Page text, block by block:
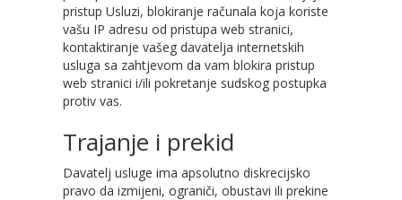
pristup Usluzi, blokiranje računala koja koriste
vašu IP adresu od pristupa web stranici,
kontaktiranje vašeg davatelja internetskih
usluga sa zahtjevom da vam blokira pristup
web stranici i/ili pokretanje sudskog postupka
protiv vas.
Trajanje i prekid
Davatelj usluge ima apsolutno diskrecijsko
pravo da izmijeni, ograniči, obustavi ili prekine